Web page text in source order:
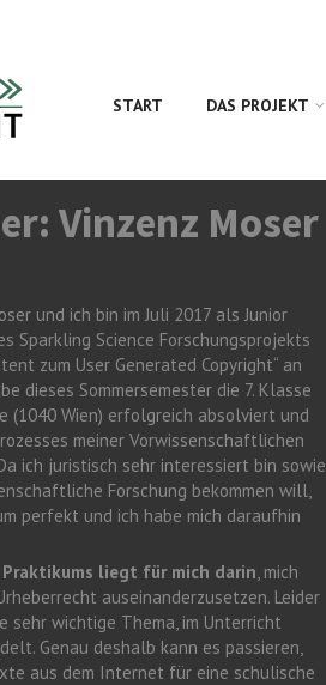
START DAS PROJEKT
Vinzenz Moser
und ich bin im Juli 2017 als Junior
Sparkling Science Forschungsprojekts
zum User Generated Copyright“ an
dieses Sommersemester die 7. Klasse
(1040 Wien) erfolgreich absolviert und
meiner Vorwissenschaftlichen
ich juristisch sehr interessiert bin sowie
Forschung bekommen will,
perfekt und ich habe mich daraufhin
Praktikums liegt für mich darin, mich
auseinanderzusetzen. Leider
sehr wichtige Thema, im Unterricht
Genau deshalb kann es passieren,
aus dem Internet für eine schulische